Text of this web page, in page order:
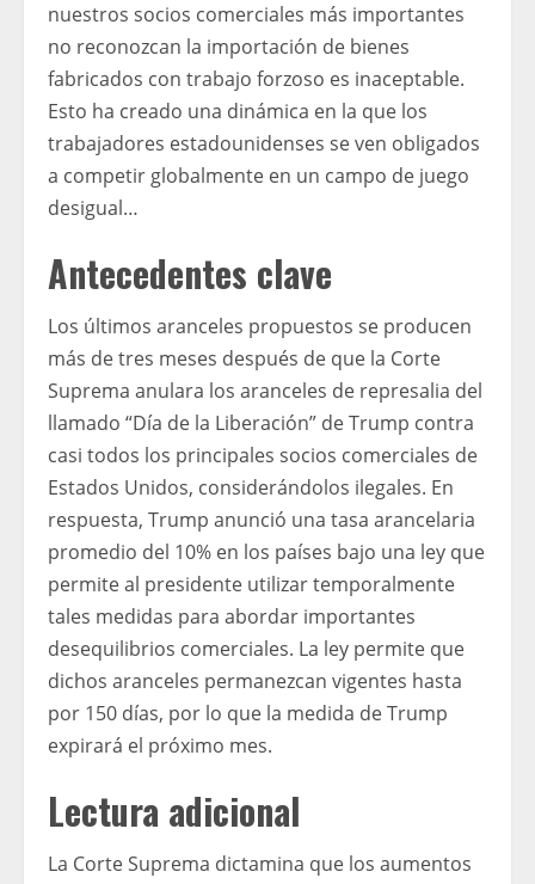
nuestros socios comerciales más importantes
no reconozcan la importación de bienes
fabricados con trabajo forzoso es inaceptable.
Esto ha creado una dinámica en la que los
trabajadores estadounidenses se ven obligados
a competir globalmente en un campo de juego
desigual…
Antecedentes clave
Los últimos aranceles propuestos se producen
más de tres meses después de que la Corte
Suprema anulara los aranceles de represalia del
llamado “Día de la Liberación” de Trump contra
casi todos los principales socios comerciales de
Estados Unidos, considerándolos ilegales. En
respuesta, Trump anunció una tasa arancelaria
promedio del 10% en los países bajo una ley que
permite al presidente utilizar temporalmente
tales medidas para abordar importantes
desequilibrios comerciales. La ley permite que
dichos aranceles permanezcan vigentes hasta
por 150 días, por lo que la medida de Trump
expirará el próximo mes.
Lectura adicional
La Corte Suprema dictamina que los aumentos